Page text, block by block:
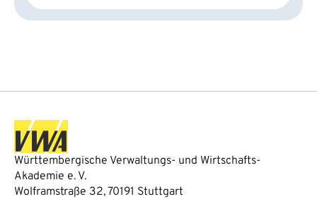
Württembergische Verwaltungs- und Wirtschafts-
Akademie e. V.
Wolframstraße 32, 70191 Stuttgart